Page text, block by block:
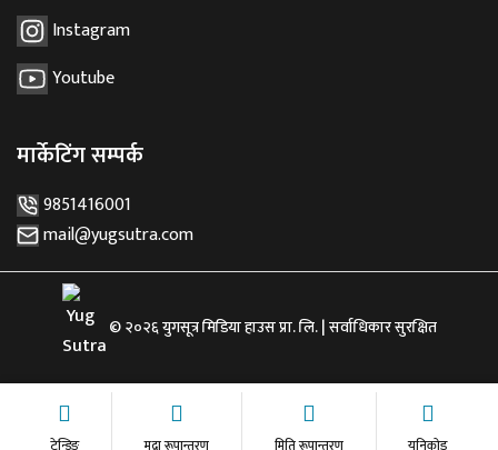
Instagram
Youtube
मार्केटिंग सम्पर्क
9851416001
mail@yugsutra.com
© २०२६ युगसूत्र मिडिया हाउस प्रा. लि. | सर्वाधिकार सुरक्षित
ट्रेन्डिङ मुद्रा रूपान्तरण मिति रूपान्तरण युनिकोड